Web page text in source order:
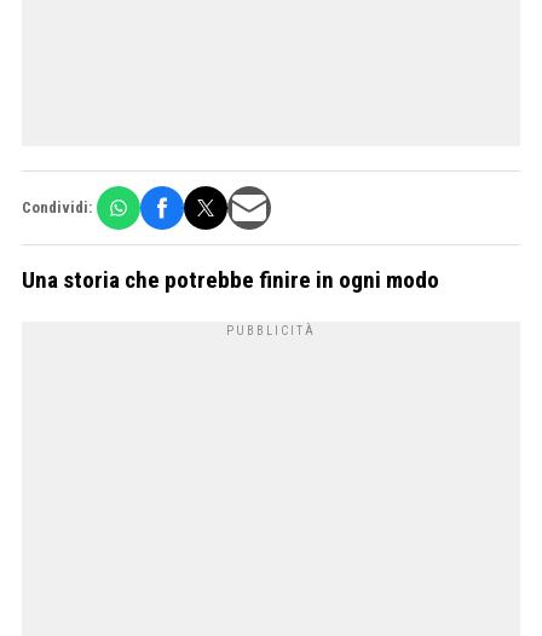
Condividi:
Una storia che potrebbe finire in ogni modo